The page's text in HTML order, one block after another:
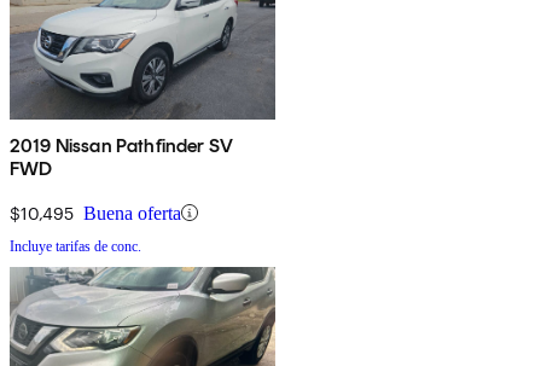
2019 Nissan Pathfinder SV
FWD
$10,495 Buena oferta
Incluye tarifas de conc.